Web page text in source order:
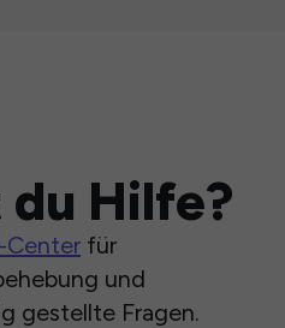
du Hilfe?
Center für
und
gestellte Fragen.